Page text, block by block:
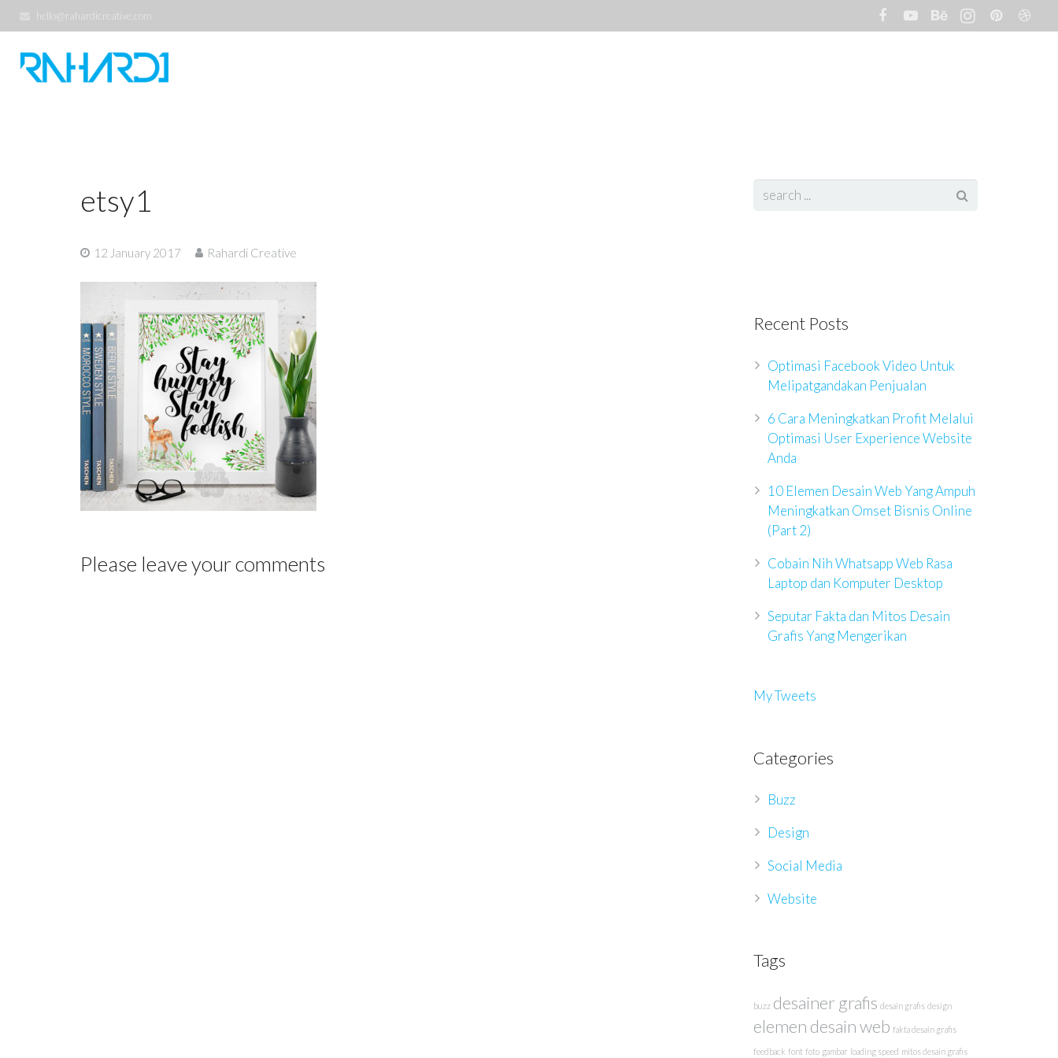
hello@rahardicreative.com
etsy1
12 January 2017 Rahardi Creative
Please leave your comments
Recent Posts
Optimasi Facebook Video Untuk
Melipatgandakan Penjualan
6 Cara Meningkatkan Profit Melalui
Optimasi User Experience Website
Anda
10 Elemen Desain Web Yang Ampuh
Meningkatkan Omset Bisnis Online
(Part 2)
Cobain Nih Whatsapp Web Rasa
Laptop dan Komputer Desktop
Seputar Fakta dan Mitos Desain
Grafis Yang Mengerikan
My Tweets
Categories
Buzz
Design
Social Media
Website
Tags
buzz desainer grafis desain grafis design
elemen desain web fakta desain grafis
feedback font foto gambar loading speed mitos desain grafis